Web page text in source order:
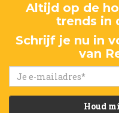
Altijd op de
trends in
Schrijf je nu in
van
Houd